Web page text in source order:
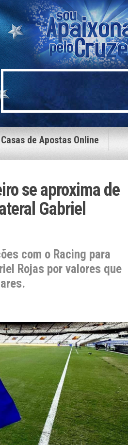
Casas de Apostas Online
se aproxima de
Gabriel
com o Racing para
Rojas por valores que